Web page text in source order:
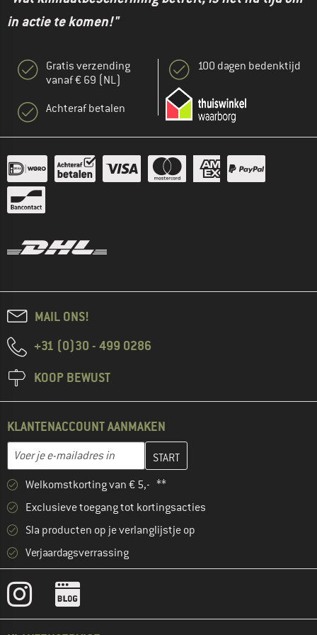
in actie te komen!"
Gratis verzending
vanaf € 69 (NL)
Achteraf betalen
100 dagen bedenktijd
MAIL ONS!
+31 (0)30 - 499 0286
KOOP BEWUST
KLANTENACCOUNT AANMAKEN
E-mailadres
Vul je e-mailadres hier in en maak in de volgende stap je
Welkomstkorting van € 5,- **
Exclusieve toegang tot kortingsacties
Sla producten op je verlanglijstje op
Verjaardagsverrassing